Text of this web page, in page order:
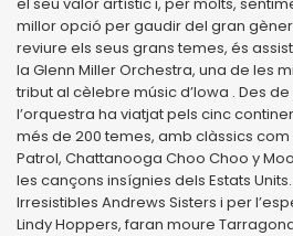
millor opció per gaudir del gran
reviure els seus grans temes, és
la Glenn Miller Orchestra, una de les
tribut al cèlebre músic d’Iowa . Des
l’orquestra ha viatjat pels cinc
més de 200 temes, amb clàssics
Patrol, Chattanooga Choo Choo y
les cançons insígnies dels Estats
Irresistibles Andrews Sisters i per
Lindy Hoppers, faran moure